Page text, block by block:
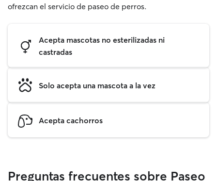
ofrezcan el servicio de paseo de perros.
Acepta mascotas no esterilizadas ni
castradas
Solo acepta una mascota a la vez
Acepta cachorros
Preguntas frecuentes sobre Paseo